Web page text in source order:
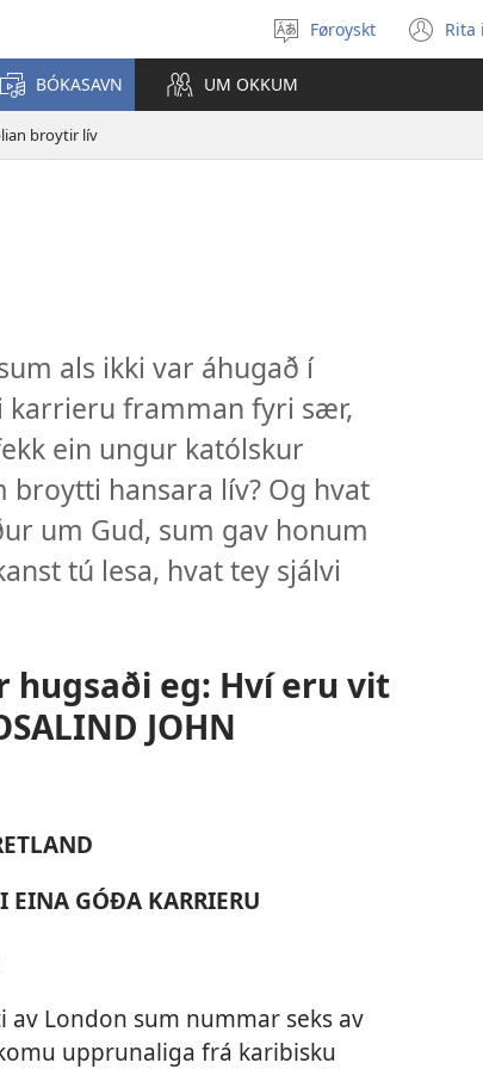
Vel
mál
Føroyskt Rita
BÓKASAVN UM OKKUM
broytir lív
als ikki var áhugað í
karrieru framman fyri sær,
ein ungur katólskur
hansara lív? Og hvat
um Gud, sum gav honum
tú lesa, hvat tey sjálvi
hugsaði eg: Hví eru vit
JOHN
EINA GÓÐA KARRIERU
London sum nummar seks av
upprunaliga frá karibisku